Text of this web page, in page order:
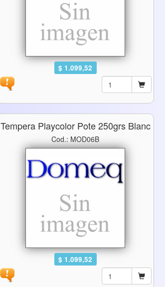
$ 1.099,52
Tempera Playcolor Pote 250grs Blanc
Cod.: MOD06B
$ 1.099,52